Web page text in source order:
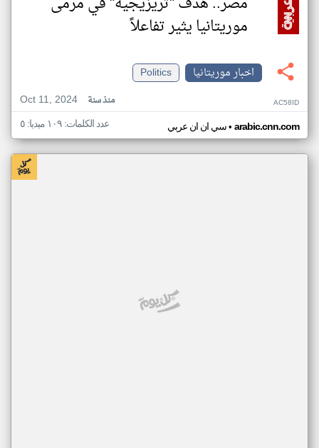
موريتانيا يثير تفاعلاً
اخبار موريتانيا
Politics
Oct 11, 2024
منذ سنة AC58ID
سي ان ان عربي• arabic.cnn.com عدد الكلمات: ١٠٩ ميديا: ٥